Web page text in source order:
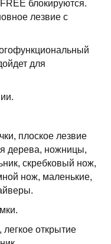
блокируются.
лезвие с
для
плоское лезвие
дерева, ножницы,
скребковый нож,
нож, маленькие,
открытие